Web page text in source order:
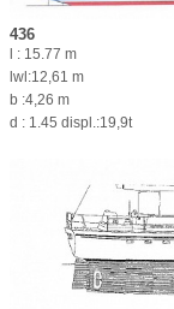
436
l : 15.77 m
lwl:12,61 m
b :4,26 m
d : 1.45 displ.:19,9t